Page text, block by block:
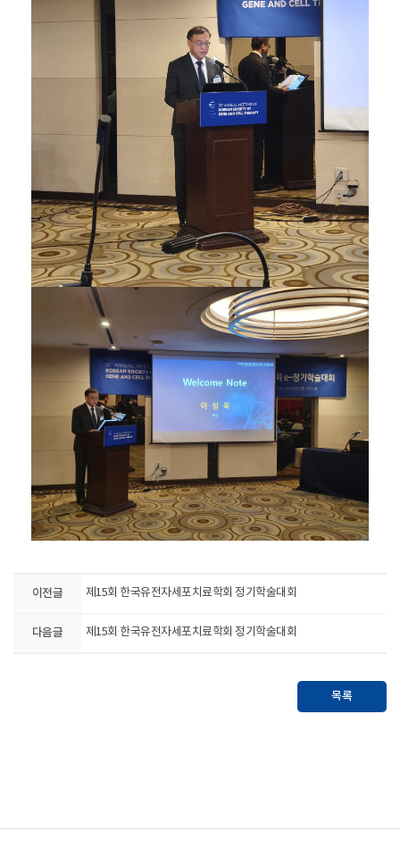
이전글 제15회 한국유전자세포치료학회 정기학술대회
다음글 제15회 한국유전자세포치료학회 정기학술대회
목록